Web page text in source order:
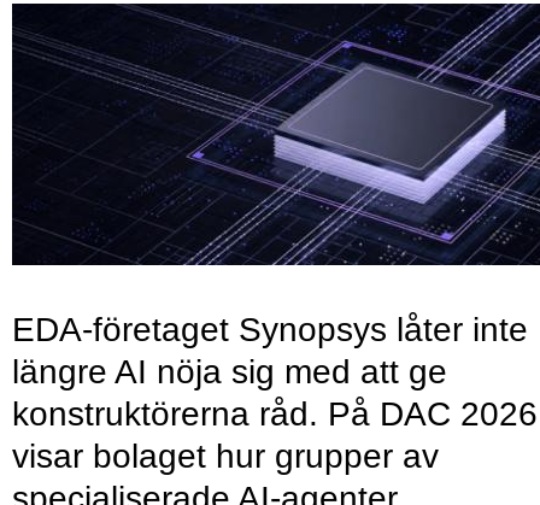
EDA-företaget Synopsys låter inte
längre AI nöja sig med att ge
konstruktörerna råd. På DAC 2026
visar bolaget hur grupper av